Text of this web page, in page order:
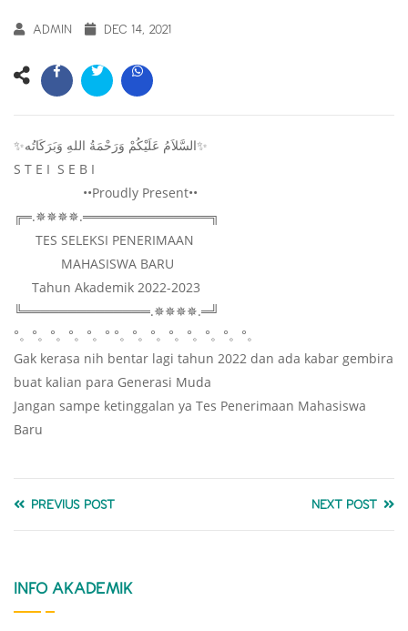
ADMIN DEC 14, 2021
✨السَّلاَمُ عَلَيْكُمْ وَرَحْمَةُ اللهِ وَبَرَكَاتُه✨
S T E I S E B I
••Proudly Present••
╔═.✵✵✵✵.══════════════╗
TES SELEKSI PENERIMAAN
MAHASISWA BARU
Tahun Akademik 2022-2023
╚══════════════.✵✵✵✵.═╝
°。°。°。°。°。° °。°。°。°。°。°。°。°。
Gak kerasa nih bentar lagi tahun 2022 dan ada kabar gembira
buat kalian para Generasi Muda
Jangan sampe ketinggalan ya Tes Penerimaan Mahasiswa
Baru
PREVIUS POST NEXT POST
INFO AKADEMIK